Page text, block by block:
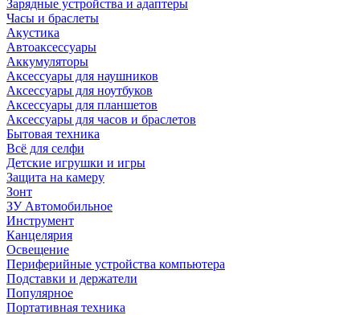
Зарядные устройства и адаптеры
Часы и браслеты
Акустика
Автоаксессуары
Аккумуляторы
Аксессуары для наушников
Аксессуары для ноутбуков
Аксессуары для планшетов
Аксессуары для часов и браслетов
Бытовая техника
Всё для селфи
Детские игрушки и игры
Защита на камеру
Зонт
ЗУ Автомобильное
Инструмент
Канцелярия
Освещение
Периферийные устройства компьютера
Подставки и держатели
Популярное
Портативная техника